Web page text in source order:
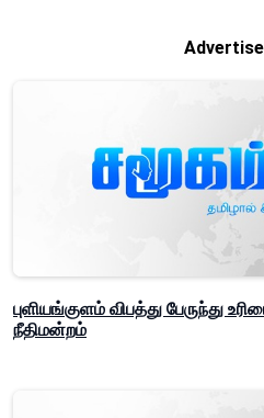
புளியங்குளம் விபத்து பேருந்து
நீதிமன்றம்